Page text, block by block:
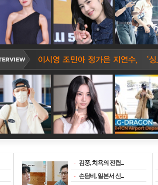
- 김풍, 치욕의 전립...
- 손담비, 일본서 신...